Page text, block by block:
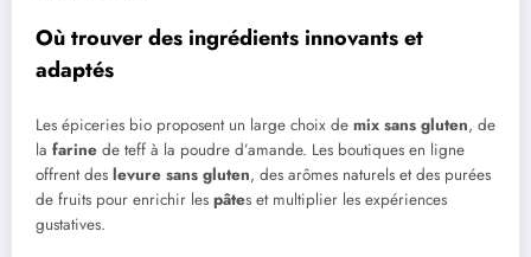
Où trouver des ingrédients innovants et
adaptés
Les épiceries bio proposent un large choix de mix sans gluten, de
la farine de teff à la poudre d’amande. Les boutiques en ligne
offrent des levure sans gluten, des arômes naturels et des purées
de fruits pour enrichir les pâtes et multiplier les expériences
gustatives.